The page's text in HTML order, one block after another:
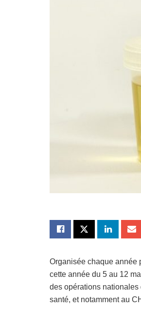
Organisée chaque année
cette année du 5 au 12
des opérations
santé, et notamment au